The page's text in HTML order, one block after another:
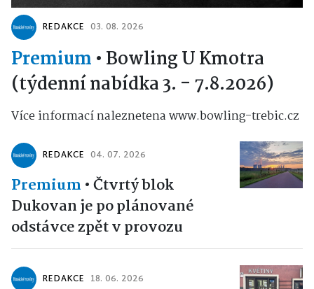
REDAKCE 03. 08. 2026
Premium • Bowling U Kmotra
(týdenní nabídka 3. - 7.8.2026)
Více informací naleznetena www.bowling-trebic.cz
REDAKCE 04. 07. 2026
Premium •Čtvrtý blok
Dukovan je po plánované
odstávce zpět v provozu
REDAKCE 18. 06. 2026